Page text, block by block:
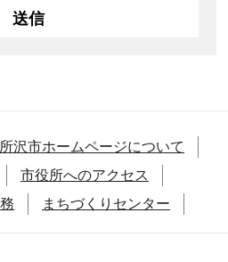
所沢市ホームページについて
市役所へのアクセス
まちづくりセンター